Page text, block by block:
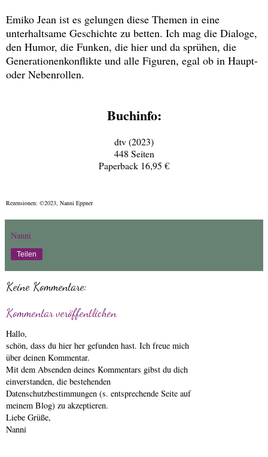
Emiko Jean ist es gelungen diese Themen in eine
unterhaltsame Geschichte zu betten. Ich mag die Dialoge,
den Humor, die Funken, die hier und da sprühen, die
Generationenkonflikte und alle Figuren, egal ob in Haupt-
oder Nebenrollen.
Buchinfo:
dtv (2023)
448 Seiten
Paperback 16,95 €
Rezensionen: ©2023, Nanni Eppner
Nanni
Teilen
Keine Kommentare:
Kommentar veröffentlichen
Hallo,
schön, dass du hier her gefunden hast. Ich freue mich
über deinen Kommentar.
Mit dem Absenden deines Kommentars gibst du dich
einverstanden, die bestehenden
Datenschutzbestimmungen (s. entsprechende Seite auf
meinem Blog) zu akzeptieren.
Liebe Grüße,
Nanni